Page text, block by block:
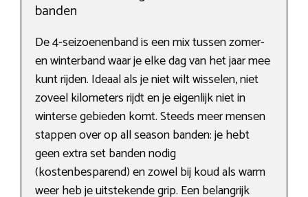
banden
De 4-seizoenenband is een mix tussen zomer-
en winterband waar je elke dag van het jaar mee
kunt rijden. Ideaal als je niet wilt wisselen, niet
zoveel kilometers rijdt en je eigenlijk niet in
winterse gebieden komt. Steeds meer mensen
stappen over op all season banden: je hebt
geen extra set banden nodig
(kostenbesparend) en zowel bij koud als warm
weer heb je uitstekende grip. Een belangrijk